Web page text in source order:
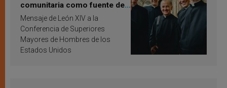
comunitaria como fuente de
inspiración y santificación
Mensaje de León XIV a la
Conferencia de Superiores
Mayores de Hombres de los
Estados Unidos